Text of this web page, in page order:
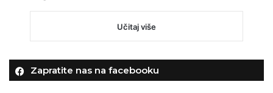
Učitaj više
Zapratite nas na facebooku